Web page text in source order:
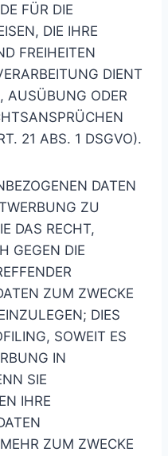
FÜR DIE
DIE IHRE
FREIHEITEN
DIENT
AUSÜBUNG ODER
21 ABS. 1 DSGVO).
DATEN
ZU
DAS RECHT,
GEGEN DIE
ZUM ZWECKE
DIES
SOWEIT ES
IN
SIE
IHRE
ZUM ZWECKE